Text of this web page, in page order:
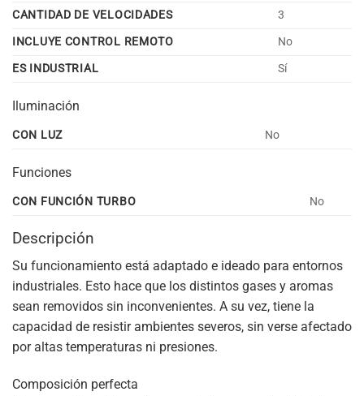
CANTIDAD DE VELOCIDADES
3
INCLUYE CONTROL REMOTO
No
ES INDUSTRIAL
Sí
Iluminación
CON LUZ No
Funciones
CON FUNCIÓN TURBO No
Descripción
Su funcionamiento está adaptado e ideado para entornos
industriales. Esto hace que los distintos gases y aromas
sean removidos sin inconvenientes. A su vez, tiene la
capacidad de resistir ambientes severos, sin verse afectado
por altas temperaturas ni presiones.
Composición perfecta